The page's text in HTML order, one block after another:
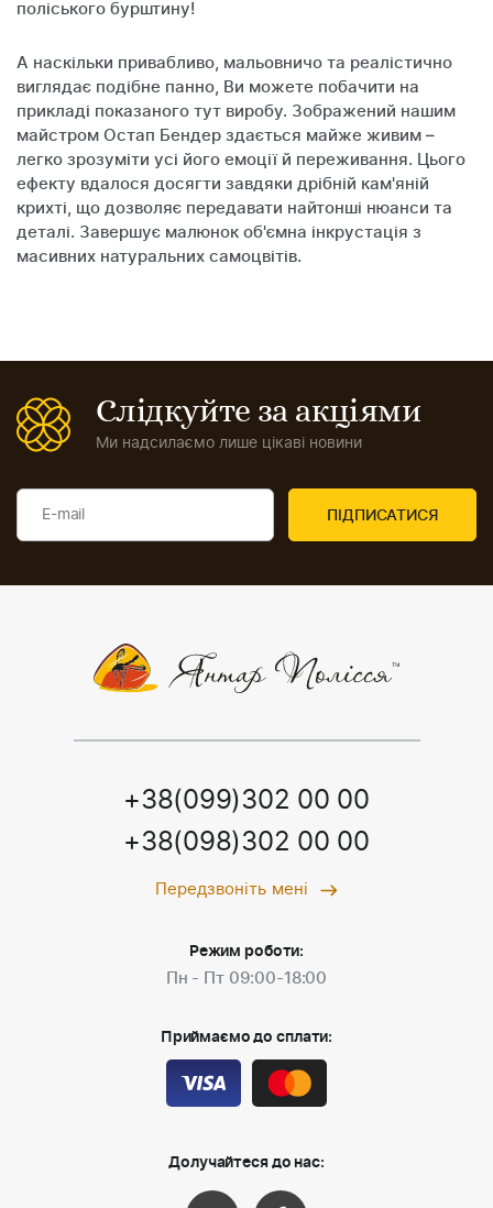
поліського бурштину!
А наскільки привабливо, мальовничо та реалістично
виглядає подібне панно, Ви можете побачити на
прикладі показаного тут виробу. Зображений нашим
майстром Остап Бендер здається майже живим –
легко зрозуміти усі його емоції й переживання. Цього
ефекту вдалося досягти завдяки дрібній кам'яній
крихті, що дозволяє передавати найтонші нюанси та
деталі. Завершує малюнок об'ємна інкрустація з
масивних натуральних самоцвітів.
Слідкуйте за акціями
Ми надсилаємо лише цікаві новини
+38(099)302 00 00
+38(098)302 00 00
Передзвоніть мені
Режим роботи:
Пн - Пт 09:00-18:00
Приймаємо до сплати:
Долучайтеся до нас: